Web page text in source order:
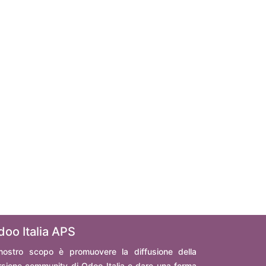
Italia APS
scopo è promuovere la diffusione della